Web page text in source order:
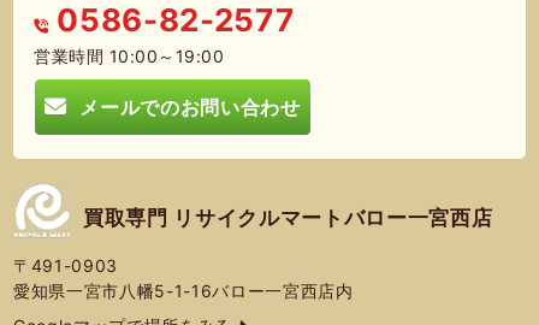
0586-82-2577
営業時間 10:00～19:00
メールでのお問い合わせ
買取専門 リサイクルマートバロー一宮西店
〒491-0903
愛知県一宮市八幡5-1-16バロー一宮西店内